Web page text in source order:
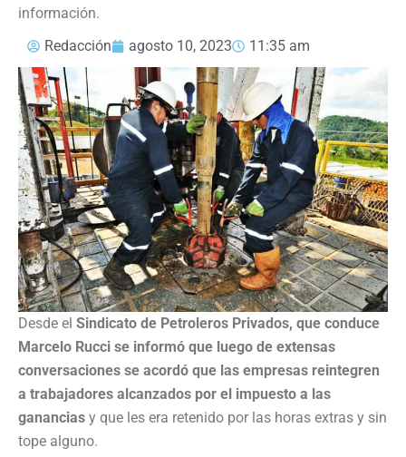
información.
Redacción
agosto 10, 2023 11:35 am
Desde el Sindicato de Petroleros Privados, que conduce
Marcelo Rucci se informó que luego de extensas
conversaciones se acordó que las empresas reintegren
a trabajadores alcanzados por el impuesto a las
ganancias y que les era retenido por las horas extras y sin
tope alguno.